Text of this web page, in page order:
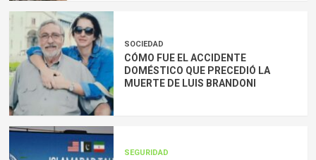
SOCIEDAD
CÓMO FUE EL ACCIDENTE
DOMÉSTICO QUE PRECEDIÓ LA
MUERTE DE LUIS BRANDONI
SEGURIDAD